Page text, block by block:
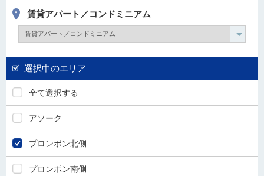
賃貸アパート／コンドミニアム
選択中のエリア
全て選択する
アソーク
プロンポン北側
プロンポン南側